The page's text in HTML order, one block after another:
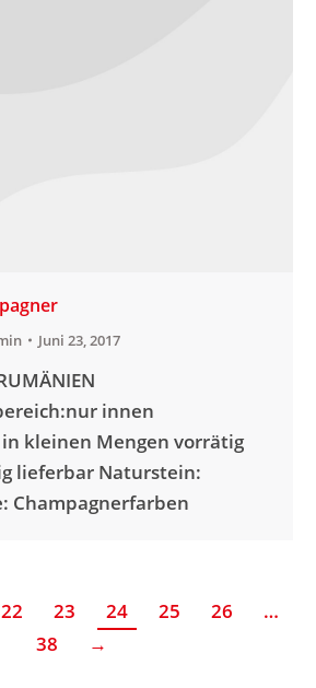
Juni 23, 2017
innen
kleinen Mengen vorrätig
lieferbar Naturstein:
Champagnerfarben
22 23 24 25 26
…
38
→